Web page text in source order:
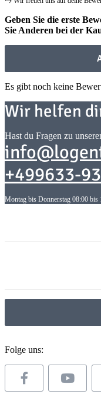
Geben Sie die erste
Sie Anderen bei der
Es gibt noch keine
Wir helfen
Hast du Fragen zu
+499633-
Montag bis Donnerstag 08:00
Folge uns: